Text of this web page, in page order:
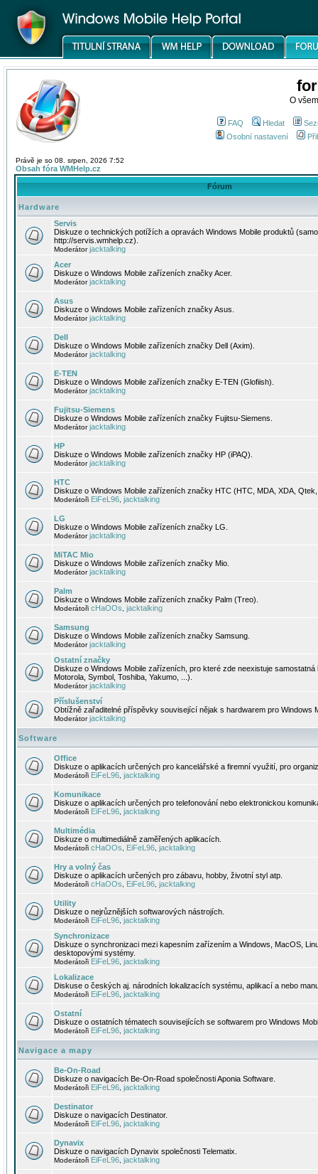
O
FAQ Hledat
Osobní nastavení
Právě je so 08. srpen, 2026 7:52
Obsah fóra WMHelp.cz
Fórum
Hardware
Servis
Diskuze o technických potížích a opravách Windows Mobile produktů
http://servis.wmhelp.cz).
Moderátorjacktalking
Acer
Diskuze o Windows Mobile zařízeních značky Acer.
Moderátorjacktalking
Asus
Diskuze o Windows Mobile zařízeních značky Asus.
Moderátorjacktalking
Dell
Diskuze o Windows Mobile zařízeních značky Dell (Axim).
Moderátorjacktalking
E-TEN
Diskuze o Windows Mobile zařízeních značky E-TEN (Glofiish).
Moderátorjacktalking
Fujitsu-Siemens
Diskuze o Windows Mobile zařízeních značky Fujitsu-Siemens.
Moderátorjacktalking
HP
Diskuze o Windows Mobile zařízeních značky HP (iPAQ).
Moderátorjacktalking
HTC
Diskuze o Windows Mobile zařízeních značky HTC (HTC, MDA, XDA,
Moderátoři EiFeL96 jacktalking
LG
Diskuze o Windows Mobile zařízeních značky LG.
Moderátorjacktalking
MiTAC Mio
Diskuze o Windows Mobile zařízeních značky Mio.
Moderátorjacktalking
Palm
Diskuze o Windows Mobile zařízeních značky Palm (Treo).
Moderátoři cHaOOs jacktalking
Samsung
Diskuze o Windows Mobile zařízeních značky Samsung.
Moderátorjacktalking
Ostatní značky
Diskuze o Windows Mobile zařízeních, pro které zde neexistuje
Motorola, Symbol, Toshiba, Yakumo, ...).
Moderátorjacktalking
Příslušenství
Obtížně zařaditelné příspěvky související nějak s hardwarem pro Windows
Moderátorjacktalking
Software
Office
Diskuze o aplikacích určených pro kancelářské a firemní využití, pro
Moderátoři EiFeL96 jacktalking
Komunikace
Diskuze o aplikacích určených pro telefonování nebo elektronickou
Moderátoři EiFeL96 jacktalking
Multimédia
Diskuze o multimediálně zaměřených aplikacích.
Moderátoři cHaOOs EiFeL96 jacktalking
Hry a volný čas
Diskuze o aplikacích určených pro zábavu, hobby, životní styl atp.
Moderátoři cHaOOs EiFeL96 jacktalking
Utility
Diskuze o nejrůznějších softwarových nástrojích.
Moderátoři EiFeL96 jacktalking
Synchronizace
Diskuze o synchronizaci mezi kapesním zařízením a Windows, MacOS,
desktopovými systémy.
Moderátoři EiFeL96 jacktalking
Lokalizace
Diskuse o českých aj. národních lokalizacích systému, aplikací a nebo
Moderátoři EiFeL96 jacktalking
Ostatní
Diskuze o ostatních tématech souvisejících se softwarem pro Windows
Moderátoři EiFeL96 jacktalking
Navigace a mapy
Be-On-Road
Diskuze o navigacích Be-On-Road společnosti Aponia Software.
Moderátoři EiFeL96 jacktalking
Destinator
Diskuze o navigacích Destinator.
Moderátoři EiFeL96 jacktalking
Dynavix
Diskuze o navigacích Dynavix společnosti Telematix.
Moderátoři EiFeL96 jacktalking